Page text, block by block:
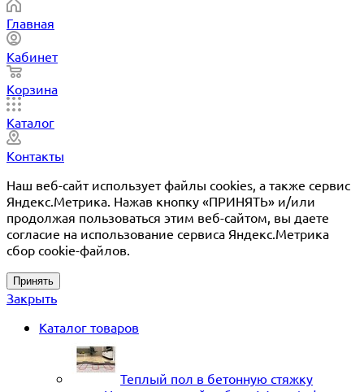
Главная
Кабинет
Корзина
Каталог
Контакты
Наш веб-сайт использует файлы cookies, а также сервис
Яндекс.Метрика. Нажав кнопку «ПРИНЯТЬ» и/или
продолжая пользоваться этим веб-сайтом, вы даете
согласие на использование сервиса Яндекс.Метрика
сбор cookie-файлов.
Принять
Закрыть
Каталог товаров
Теплый пол в бетонную стяжку